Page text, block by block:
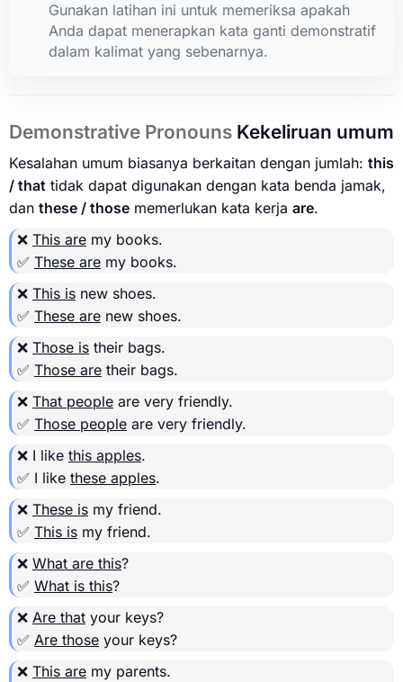
Gunakan latihan ini untuk memeriksa apakah
Anda dapat menerapkan kata ganti demonstratif
dalam kalimat yang sebenarnya.
Demonstrative Pronouns Kekeliruan umum
Kesalahan umum biasanya berkaitan dengan jumlah: this
/ that tidak dapat digunakan dengan kata benda jamak,
dan these / those memerlukan kata kerja are.
❌ This are my books.
✅ These are my books.
❌ This is new shoes.
✅ These are new shoes.
❌ Those is their bags.
✅ Those are their bags.
❌ That people are very friendly.
✅ Those people are very friendly.
❌ I like this apples.
✅ I like these apples.
❌ These is my friend.
✅ This is my friend.
❌ What are this?
✅ What is this?
❌ Are that your keys?
✅ Are those your keys?
❌ This are my parents.